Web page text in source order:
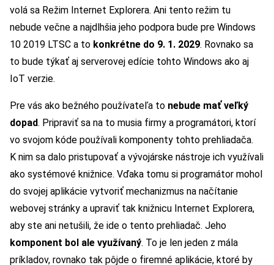
volá sa Režim Internet Explorera. Ani tento režim tu
nebude večne a najdlhšia jeho podpora bude pre Windows
10 2019 LTSC a to konkrétne do 9. 1. 2029. Rovnako sa
to bude týkať aj serverovej edície tohto Windows ako aj
IoT verzie.
Pre vás ako bežného používateľa to nebude mať veľký
dopad. Pripraviť sa na to musia firmy a programátori, ktorí
vo svojom kóde používali komponenty tohto prehliadača.
K nim sa dalo pristupovať a vývojárske nástroje ich využívali
ako systémové knižnice. Vďaka tomu si programátor mohol
do svojej aplikácie vytvoriť mechanizmus na načítanie
webovej stránky a upraviť tak knižnicu Internet Explorera,
aby ste ani netušili, že ide o tento prehliadač. Jeho
komponent bol ale využívaný. To je len jeden z mála
príkladov, rovnako tak pôjde o firemné aplikácie, ktoré by